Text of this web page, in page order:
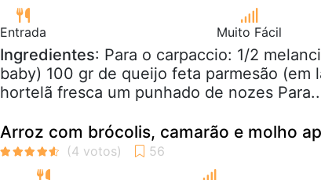
Entrada Muito Fácil
Ingredientes: Para o carpaccio: 1/2
baby) 100 gr de queijo feta parmesão (em
hortelã fresca um punhado de nozes
Arroz com brócolis, camarão e molho